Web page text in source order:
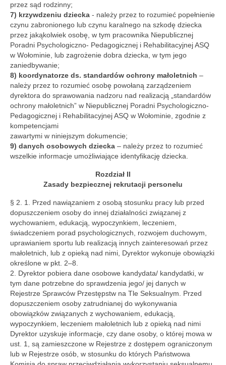
przez sąd rodzinny;
7) krzywdzeniu dziecka - należy przez to rozumieć popełnienie
czynu zabronionego lub czynu karalnego na szkodę dziecka
przez jakąkolwiek osobę, w tym pracownika Niepublicznej
Poradni Psychologiczno- Pedagogicznej i Rehabilitacyjnej ASQ
w Wołominie, lub zagrożenie dobra dziecka, w tym jego
zaniedbywanie;
8) koordynatorze ds. standardów ochrony małoletnich –
należy przez to rozumieć osobę powołaną zarządzeniem
dyrektora do sprawowania nadzoru nad realizacją „standardów
ochrony małoletnich” w Niepublicznej Poradni Psychologiczno-
Pedagogicznej i Rehabilitacyjnej ASQ w Wołominie, zgodnie z
kompetencjami
zawartymi w niniejszym dokumencie;
9) danych osobowych dziecka – należy przez to rozumieć
wszelkie informacje umożliwiające identyfikację dziecka.
Rozdział II
Zasady bezpiecznej rekrutacji personelu
§ 2. 1. Przed nawiązaniem z osobą stosunku pracy lub przed
dopuszczeniem osoby do innej działalności związanej z
wychowaniem, edukacją, wypoczynkiem, leczeniem,
świadczeniem porad psychologicznych, rozwojem duchowym,
uprawianiem sportu lub realizacją innych zainteresowań przez
małoletnich, lub z opieką nad nimi, Dyrektor wykonuje obowiązki
określone w pkt. 2–8.
2. Dyrektor pobiera dane osobowe kandydata/ kandydatki, w
tym dane potrzebne do sprawdzenia jego/ jej danych w
Rejestrze Sprawców Przestępstw na Tle Seksualnym. Przed
dopuszczeniem osoby zatrudnianej do wykonywania
obowiązków związanych z wychowaniem, edukacją,
wypoczynkiem, leczeniem małoletnich lub z opieką nad nimi
Dyrektor uzyskuje informacje, czy dane osoby, o której mowa w
ust. 1, są zamieszczone w Rejestrze z dostępem ograniczonym
lub w Rejestrze osób, w stosunku do których Państwowa